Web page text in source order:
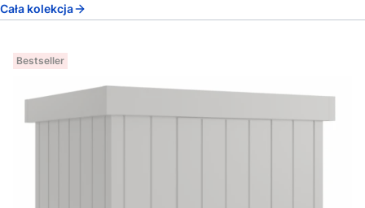
Cała kolekcja
Bestseller